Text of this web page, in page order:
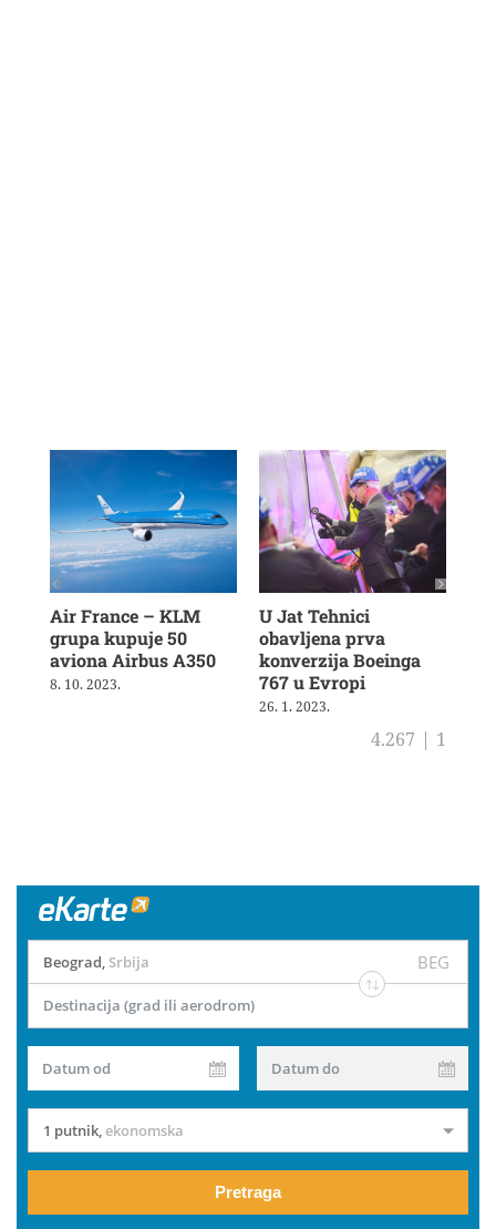
Air France – KLM
grupa kupuje 50
aviona Airbus A350
8. 10. 2023.
U Jat Tehnici
obavljena prva
konverzija Boeinga
767 u Evropi
26. 1. 2023.
4.267 | 1
Beograd, Srbija BEG
Destinacija (grad ili aerodrom)
Datum od Datum do
1 putnik,ekonomska
Pretraga